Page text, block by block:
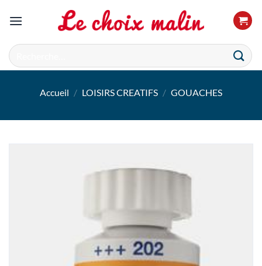
Recherche
pour :
Accueil / LOISIRS CREATIFS / GOUACHES